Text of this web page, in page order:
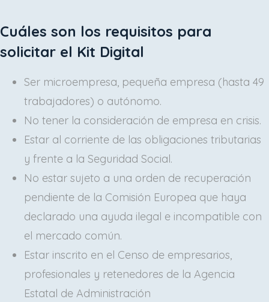
Cuáles son los requisitos para
solicitar el Kit Digital
Ser microempresa, pequeña empresa (hasta 49
trabajadores) o autónomo.
No tener la consideración de empresa en crisis.
Estar al corriente de las obligaciones tributarias
y frente a la Seguridad Social.
No estar sujeto a una orden de recuperación
pendiente de la Comisión Europea que haya
declarado una ayuda ilegal e incompatible con
el mercado común.
Estar inscrito en el Censo de empresarios,
profesionales y retenedores de la Agencia
Estatal de Administración